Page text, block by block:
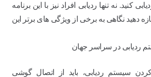
کنید. نه تنها ردیابی افراد نیز با این برنامه
دهید نگاهی به برخی از ویژگی های برتر این
ردیابی در سراسر جهان
سیستم ردیابی، باید از اتصال گوشی